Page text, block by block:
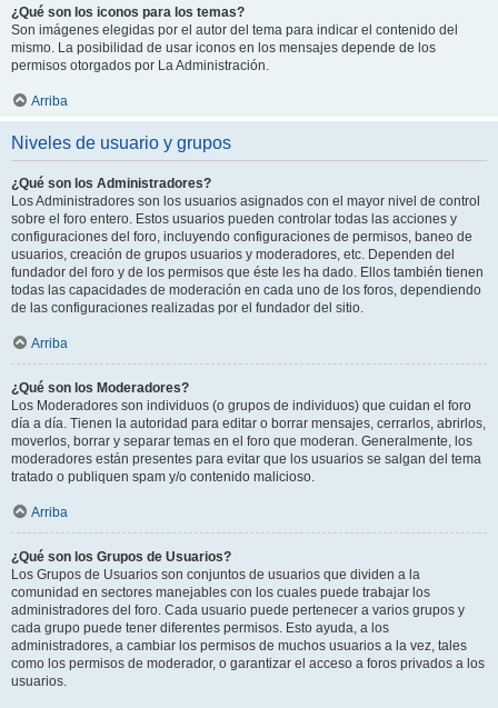
¿Qué son los iconos para los temas?
Son imágenes elegidas por el autor del tema para indicar el contenido del
mismo. La posibilidad de usar iconos en los mensajes depende de los
permisos otorgados por La Administración.
Arriba
Niveles de usuario y grupos
¿Qué son los Administradores?
Los Administradores son los usuarios asignados con el mayor nivel de control
sobre el foro entero. Estos usuarios pueden controlar todas las acciones y
configuraciones del foro, incluyendo configuraciones de permisos, baneo de
usuarios, creación de grupos usuarios y moderadores, etc. Dependen del
fundador del foro y de los permisos que éste les ha dado. Ellos también tienen
todas las capacidades de moderación en cada uno de los foros, dependiendo
de las configuraciones realizadas por el fundador del sitio.
Arriba
¿Qué son los Moderadores?
Los Moderadores son individuos (o grupos de individuos) que cuidan el foro
día a día. Tienen la autoridad para editar o borrar mensajes, cerrarlos, abrirlos,
moverlos, borrar y separar temas en el foro que moderan. Generalmente, los
moderadores están presentes para evitar que los usuarios se salgan del tema
tratado o publiquen spam y/o contenido malicioso.
Arriba
¿Qué son los Grupos de Usuarios?
Los Grupos de Usuarios son conjuntos de usuarios que dividen a la
comunidad en sectores manejables con los cuales puede trabajar los
administradores del foro. Cada usuario puede pertenecer a varios grupos y
cada grupo puede tener diferentes permisos. Esto ayuda, a los
administradores, a cambiar los permisos de muchos usuarios a la vez, tales
como los permisos de moderador, o garantizar el acceso a foros privados a los
usuarios.